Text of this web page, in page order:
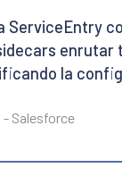
ServiceEntry
la
- Salesforce